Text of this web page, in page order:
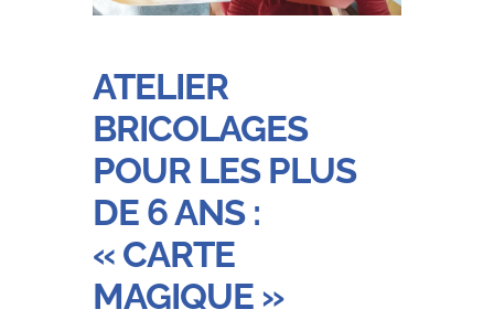
ATELIER
BRICOLAGES
POUR LES PLUS
DE 6 ANS :
« CARTE
MAGIQUE »